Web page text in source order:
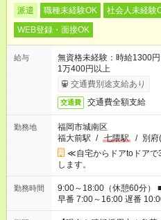
派遣 職種未経験OK 社会人未経験
WEB登録・面接OK
給与
無資格未経験：時給
1万400円以上
交通費別途支給あり
交通費 交通費全額支給
勤務地
福岡市城南区
福大前駅 / 七隈駅 / 別府
≪自宅からドアtoドア
します。
勤務時間
9:00～18:00（休憩60分） ■ご希望があれば下記シフトもOK！
早番 7:00～16:00 遅番 10:00
と休みを合わせたい」 「